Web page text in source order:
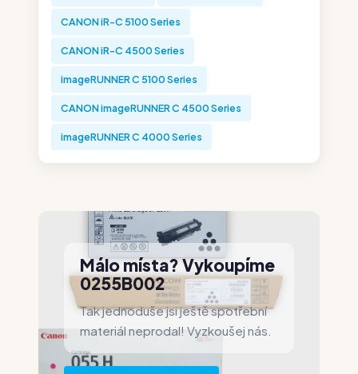
CANON iR-C 5100 Series
CANON iR-C 4500 Series
imageRUNNER C 5100 Series
CANON imageRUNNER C 4500 Series
imageRUNNER C 4000 Series
Málo místa? Vykoupíme
0255B002
Tak jednoduše jsi ještě spotřební
materiál neprodal! Vyzkoušej nás.